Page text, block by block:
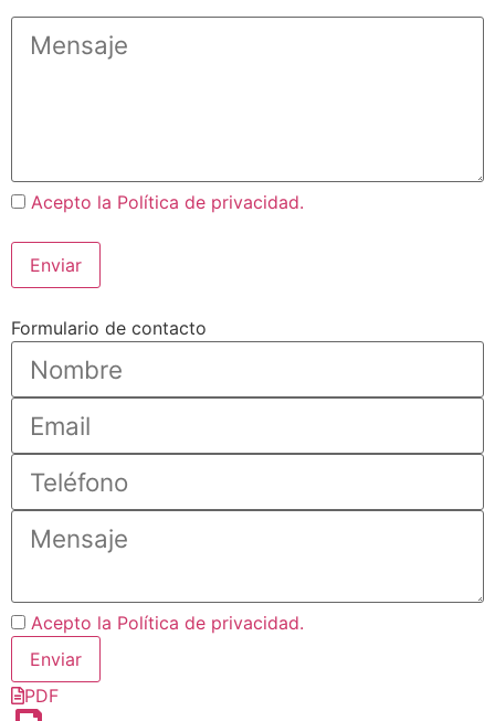
Acepto la Política de privacidad.
Formulario de contacto
Acepto la Política de privacidad.
PDF